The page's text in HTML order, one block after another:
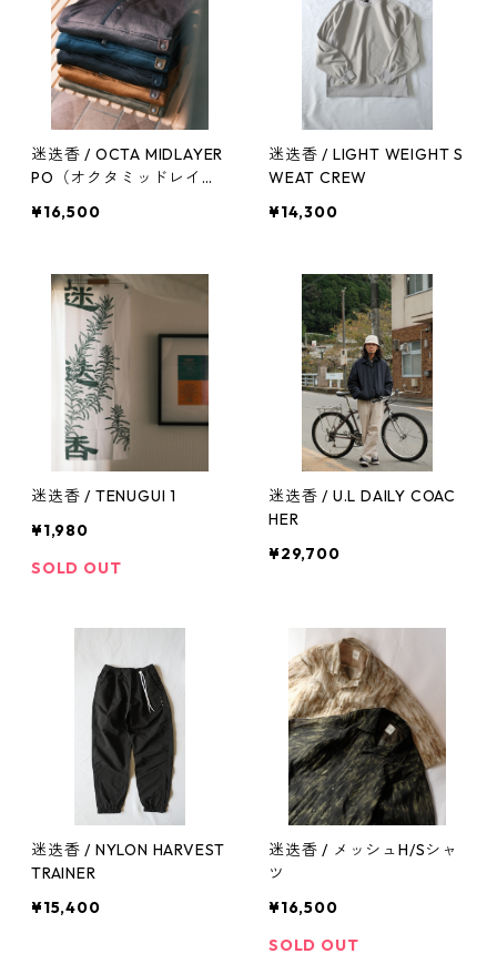
迷迭香 / OCTA MIDLAYER
PO（オクタミッドレイヤ
¥16,500
迷迭香 / LIGHT WEIGHT S
WEAT CREW
¥14,300
迷迭香 / TENUGUI 1
¥1,980
SOLD OUT
迷迭香 / U.L DAILY COAC
HER
¥29,700
迷迭香 / NYLON HARVEST
TRAINER
¥15,400
迷迭香 / メッシュH/Sシャ
ツ
¥16,500
SOLD OUT